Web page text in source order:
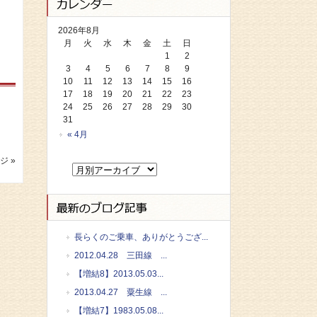
»
2026年8月
月
火 水 木 金 土
日
1
2
3
4 5 6 7 8
9
10
11 12 13 14 15
16
17
18 19 20 21 22
23
24
25 26 27 28 29
30
31
« 4月
長らくのご乗車、ありがとうござ...
2012.04.28 三田線 ...
【増結8】2013.05.03...
2013.04.27 粟生線 ...
【増結7】1983.05.08...